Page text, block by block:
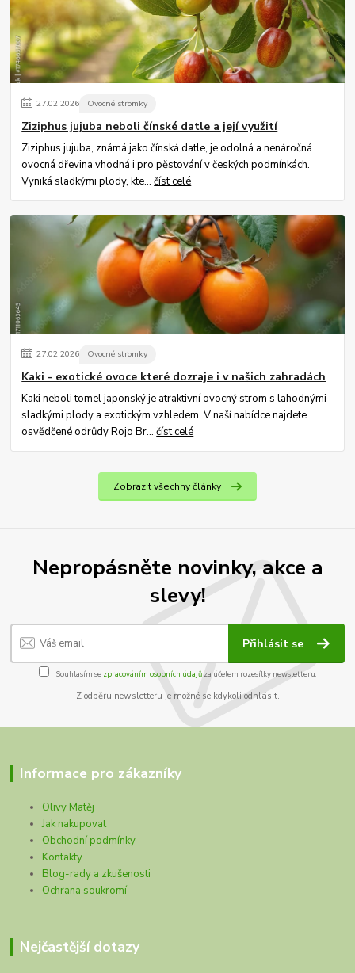
27.02.2026 Ovocné stromky
Ziziphus jujuba neboli čínské datle a její využití
Ziziphus jujuba, známá jako čínská datle, je odolná a nenáročná
ovocná dřevina vhodná i pro pěstování v českých podmínkách.
Vyniká sladkými plody, kte...číst celé
27.02.2026 Ovocné stromky
Kaki - exotické ovoce které dozraje i v našich zahradách
Kaki neboli tomel japonský je atraktivní ovocný strom s lahodnými
sladkými plody a exotickým vzhledem. V naší nabídce najdete
osvědčené odrůdy Rojo Br...číst celé
Zobrazit všechny články
Nepropásněte novinky, akce a
slevy!
Přihlásit se
Souhlasím se zpracováním osobních údajůza účelem rozesílky newsletteru.
Z odběru newsletteru je možné se kdykoli odhlásit.
Informace pro zákazníky
Olivy Matěj
Jak nakupovat
Obchodní podmínky
Kontakty
Blog-rady a zkušenosti
Ochrana soukromí
Nejčastější dotazy